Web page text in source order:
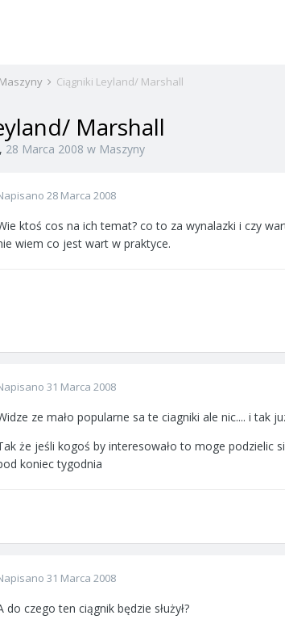
Maszyny Ciągniki Leyland/ Marshall
Marshall
, 28 Marca 2008 w Maszyny
28 Marca 2008
ktoś cos na ich temat? co to za wynalazki i czy
wiem co jest wart w praktyce.
31 Marca 2008
ze mało popularne sa te ciagniki ale nic.... i tak
że jeśli kogoś by interesowało to moge podzielic
koniec tygodnia
31 Marca 2008
do czego ten ciągnik będzie służył?